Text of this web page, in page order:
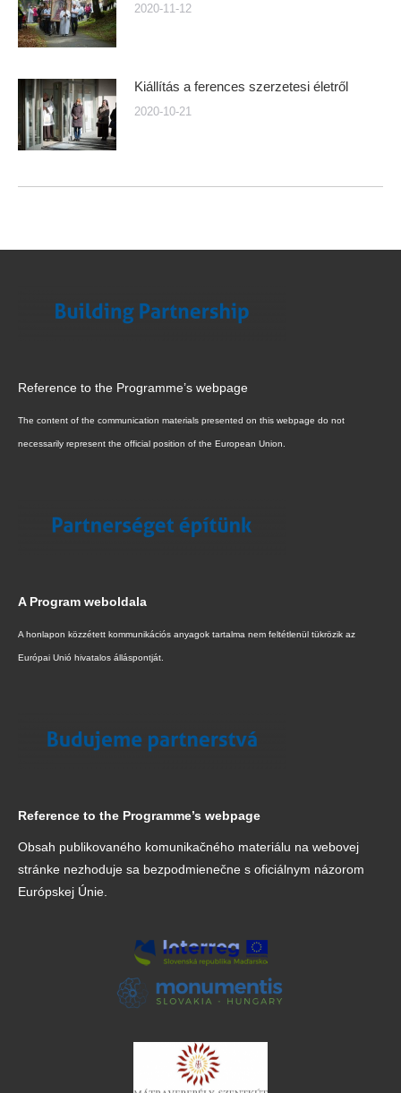
2020-11-12
Kiállítás a ferences szerzetesi életről
2020-10-21
Reference to the Programme’s webpage
The content of the communication materials presented on this webpage do not
necessarily represent the official position of the European Union.
A Program weboldala
A honlapon közzétett kommunikációs anyagok tartalma nem feltétlenül tükrözik az
Európai Unió hivatalos álláspontját.
Reference to the Programme’s webpage
Obsah publikovaného komunikačného materiálu na webovej
stránke nezhoduje sa bezpodmienečne s oficiálnym názorom
Európskej Únie.